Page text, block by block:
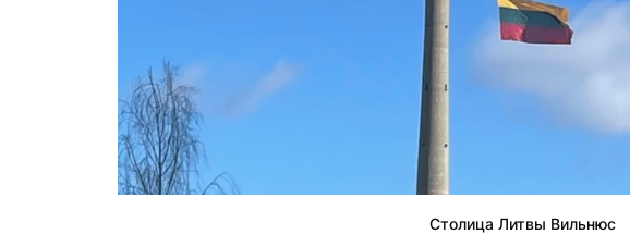
Столица Литвы Вильнюс